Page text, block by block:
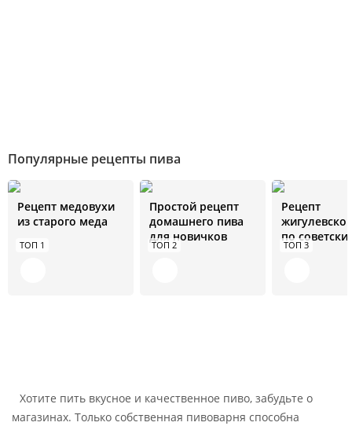
Популярные рецепты пива
ТОП 1
Рецепт медовухи
из старого меда
ТОП 2
Простой рецепт
домашнего пива
для новичков
ТОП 3
Рецепт
по
стандартам
Хотите пить вкусное и качественное пиво, забудьте о
магазинах. Только собственная пивоварня способна